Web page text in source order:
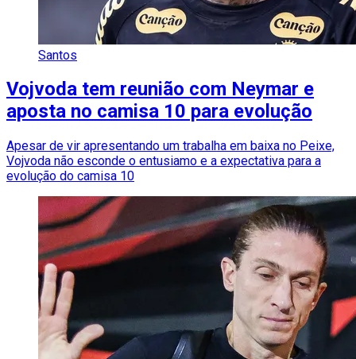
Santos
Vojvoda tem reunião com Neymar e
aposta no camisa 10 para evolução
Apesar de vir apresentando um trabalha em baixa no Peixe,
Vojvoda não esconde o entusiamo e a expectativa para a
evolução do camisa 10